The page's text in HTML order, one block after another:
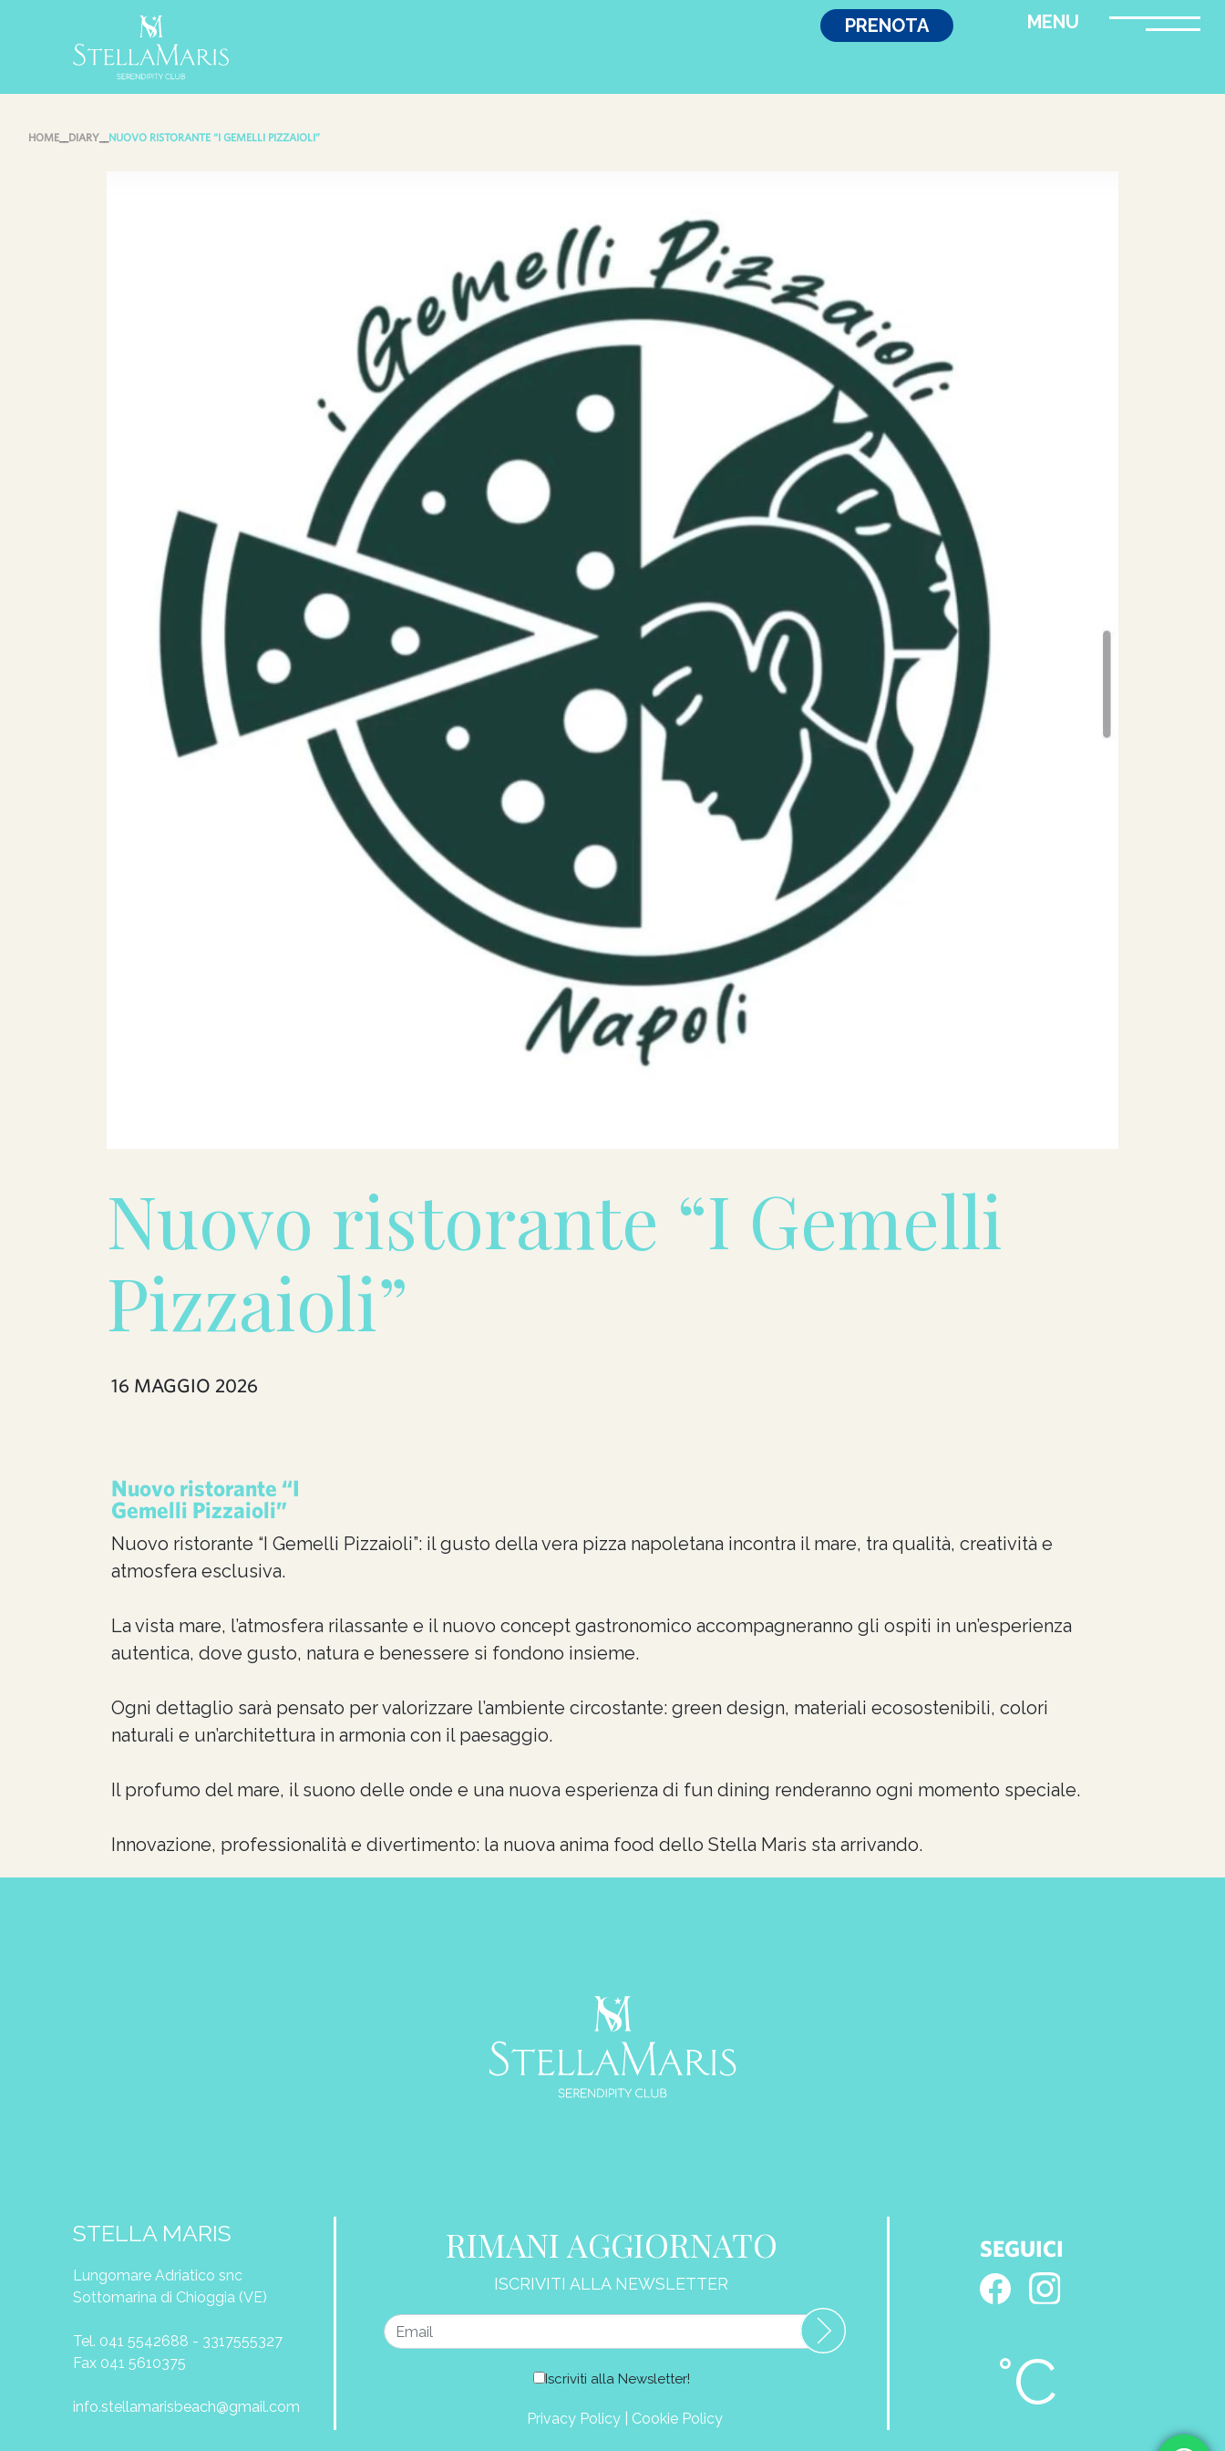
PRENOTA
HOME DIARY NUOVO RISTORANTE “I GEMELLI PIZZAIOLI”
Nuovo ristorante “I Gemelli
Pizzaioli”
16 MAGGIO 2026
Nuovo ristorante “I
Gemelli Pizzaioli”
Nuovo ristorante “I Gemelli Pizzaioli”: il gusto della vera pizza napoletana incontra il mare, tra qualità, creatività e
atmosfera esclusiva.
La vista mare, l’atmosfera rilassante e il nuovo concept gastronomico accompagneranno gli ospiti in un’esperienza
autentica, dove gusto, natura e benessere si fondono insieme.
Ogni dettaglio sarà pensato per valorizzare l’ambiente circostante: green design, materiali ecosostenibili, colori
naturali e un’architettura in armonia con il paesaggio.
Il profumo del mare, il suono delle onde e una nuova esperienza di fun dining renderanno ogni momento speciale.
Innovazione, professionalità e divertimento: la nuova anima food dello Stella Maris sta arrivando.
STELLA MARIS
Lungomare Adriatico snc
Sottomarina di Chioggia (VE)
Tel. 041 5542688 - 3317555327
Fax 041 5610375
info.stellamarisbeach@gmail.com
RIMANI AGGIORNATO
ISCRIVITI ALLA NEWSLETTER
Iscriviti alla Newsletter!
Privacy Policy Cookie Policy
SEGUICI
°C